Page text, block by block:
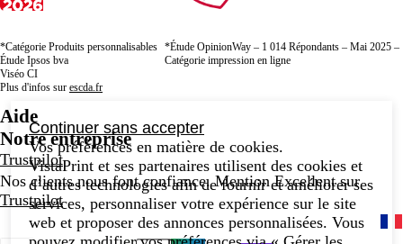
*Catégorie Produits personnalisables
Étude Ipsos bva
Viséo CI
Plus d'infos sur escda.fr
*Étude OpinionWay – 1 014 Répondants – Mai 2025 –
Catégorie impression en ligne
Aide
Notre entreprise
Trustpilot
Nos clients nous font confiance. Mention Excellent sur
Trustpilot
Continuer sans accepter
Vos préférences en matière de cookies.
VistaPrint et ses partenaires utilisent des cookies et
d’autres technologies afin de fournir et améliorer ses
services, personnaliser votre expérience sur le site
web et proposer des annonces personnalisées. Vous